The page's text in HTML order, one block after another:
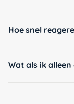
Hoe snel
Wat als ik